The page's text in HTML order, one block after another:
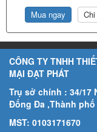
Mua ngay
CÔNG TY TNHH
MẠI ĐẠT PHÁT
Trụ sở chính : 34/17
Đống Đa ,Thành phố
MST: 0103171670